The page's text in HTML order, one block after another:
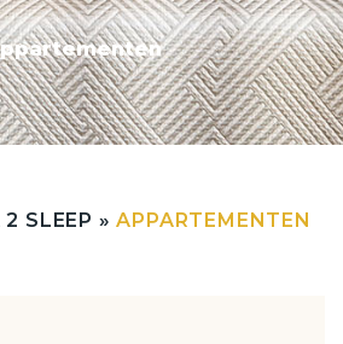
SLEEP »APPARTEMENTEN